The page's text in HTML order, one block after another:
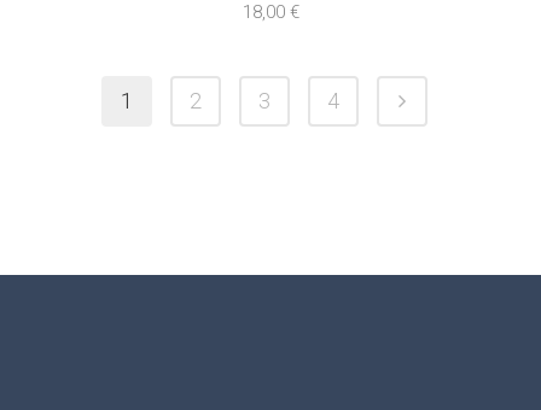
18,00 €
1 2 3 4